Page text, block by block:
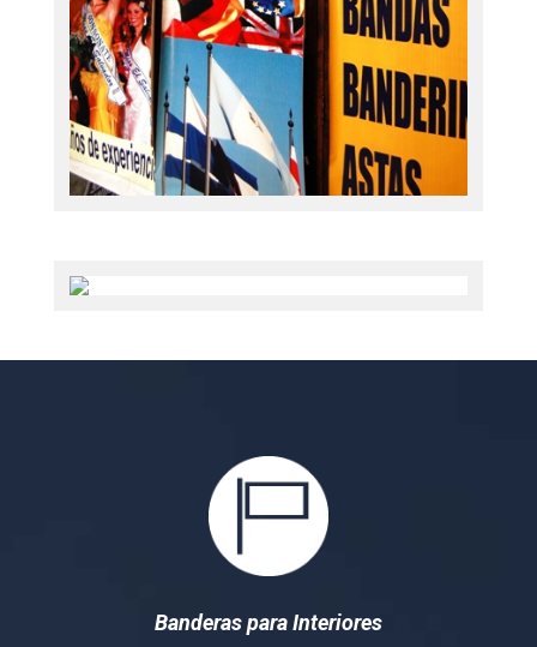
Banderas para Interiores